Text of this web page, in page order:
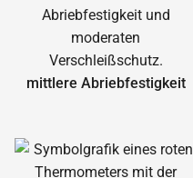
mittlere Abrieb­festigkeit